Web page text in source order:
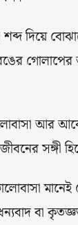
দিয়ে
আর
সঙ্গী
বা